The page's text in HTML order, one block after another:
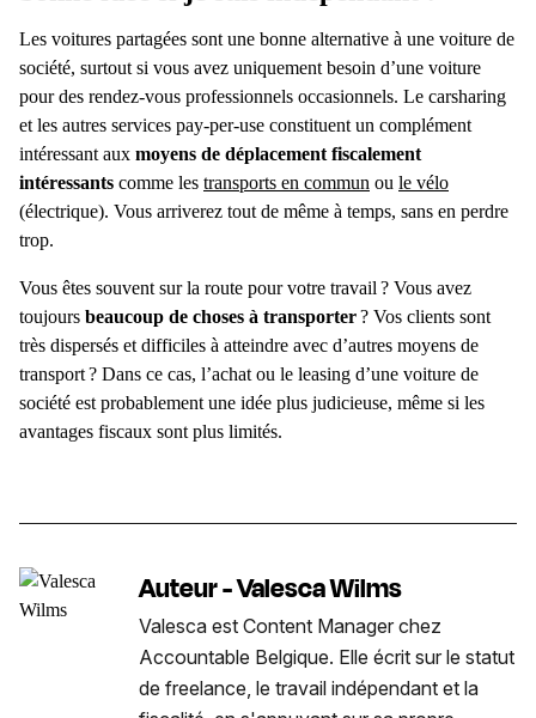
Les voitures partagées sont une bonne alternative à une voiture de
société, surtout si vous avez uniquement besoin d’une voiture
pour des rendez-vous professionnels occasionnels. Le carsharing
et les autres services pay-per-use constituent un complément
intéressant aux moyens de déplacement fiscalement
intéressants comme les transports en commun ou le vélo
(électrique). Vous arriverez tout de même à temps, sans en perdre
trop.
Vous êtes souvent sur la route pour votre travail ? Vous avez
toujours beaucoup de choses à transporter? Vos clients sont
très dispersés et difficiles à atteindre avec d’autres moyens de
transport ? Dans ce cas, l’achat ou le leasing d’une voiture de
société est probablement une idée plus judicieuse, même si les
avantages fiscaux sont plus limités.
Auteur - Valesca Wilms
Valesca est Content Manager chez
Accountable Belgique. Elle écrit sur le statut
de freelance, le travail indépendant et la